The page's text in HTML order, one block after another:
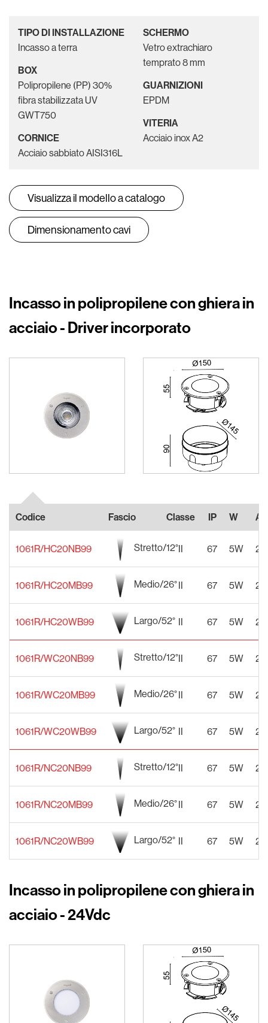
TIPO DI INSTALLAZIONE
Incasso a terra
BOX
Polipropilene (PP) 30%
fibra stabilizzata UV
GWT750
CORNICE
Acciaio sabbiato AISI316L
SCHERMO
Vetro extrachiaro
temprato 8 mm
GUARNIZIONI
EPDM
VITERIA
Acciaio inox A2
Visualizza il modello a catalogo
Dimensionamento cavi
Incasso in polipropilene con ghiera in
acciaio - Driver incorporato
Codice Fascio Classe IP W
1061R/HC20NB99 Stretto/12°II 67 5W
1061R/HC20MB99 Medio/26°II 67 5W
1061R/HC20WB99 Largo/52° II 67 5W
1061R/WC20NB99 Stretto/12°II 67 5W
1061R/WC20MB99 Medio/26°II 67 5W
1061R/WC20WB99 Largo/52° II 67 5W
1061R/NC20NB99 Stretto/12°II 67 5W
1061R/NC20MB99 Medio/26°II 67 5W
1061R/NC20WB99 Largo/52° II 67 5W
Incasso in polipropilene con ghiera in
acciaio - 24Vdc